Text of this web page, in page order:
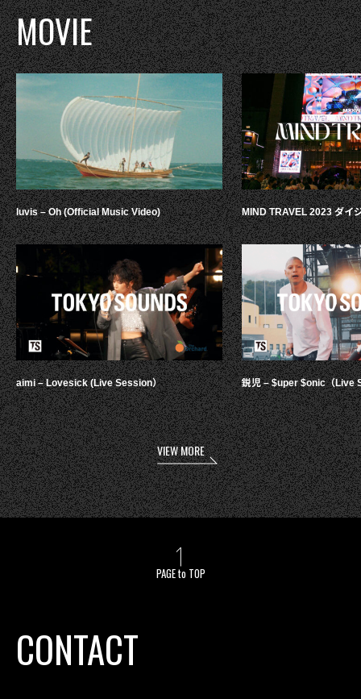
MOVIE
luvis – Oh (Official Music Video)
aimi – Lovesick (Live Session）
MIND TRAVEL 2023 ダイ
鋭児 – $uper $onic（Live
VIEW MORE
PAGE to TOP
CONTACT